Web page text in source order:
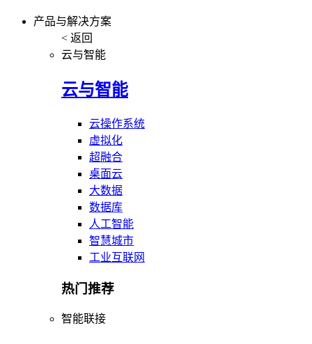
产品与解决方案
< 返回
云与智能
云与智能
云操作系统
虚拟化
超融合
桌面云
大数据
数据库
人工智能
智慧城市
工业互联网
热门推荐
智能联接